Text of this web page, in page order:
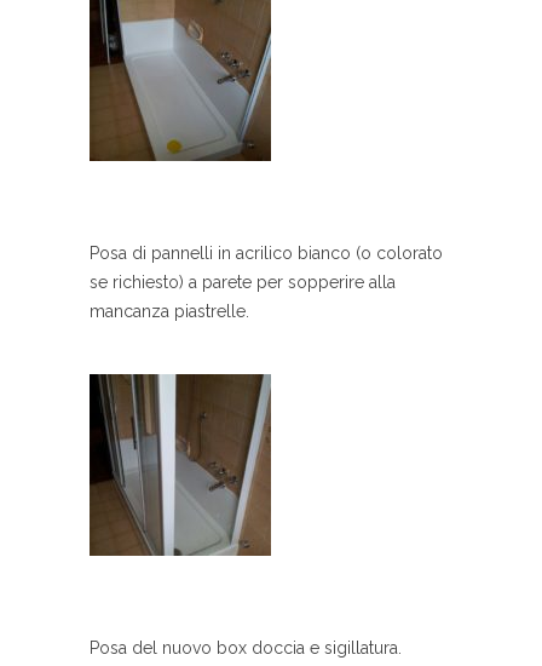
Posa di pannelli in acrilico bianco (o colorato
se richiesto) a parete per sopperire alla
mancanza piastrelle.
Posa del nuovo box doccia e sigillatura.